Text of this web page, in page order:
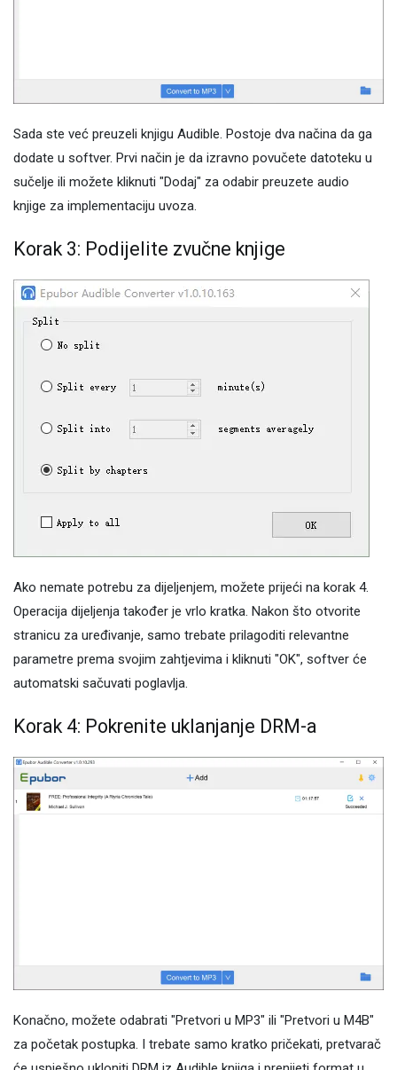
Sada ste već preuzeli knjigu Audible. Postoje dva načina da ga
dodate u softver. Prvi način je da izravno povučete datoteku u
sučelje ili možete kliknuti "Dodaj" za odabir preuzete audio
knjige za implementaciju uvoza.
Korak 3: Podijelite zvučne knjige
Ako nemate potrebu za dijeljenjem, možete prijeći na korak 4.
Operacija dijeljenja također je vrlo kratka. Nakon što otvorite
stranicu za uređivanje, samo trebate prilagoditi relevantne
parametre prema svojim zahtjevima i kliknuti "OK", softver će
automatski sačuvati poglavlja.
Korak 4: Pokrenite uklanjanje DRM-a
Konačno, možete odabrati "Pretvori u MP3" ili "Pretvori u M4B"
za početak postupka. I trebate samo kratko pričekati, pretvarač